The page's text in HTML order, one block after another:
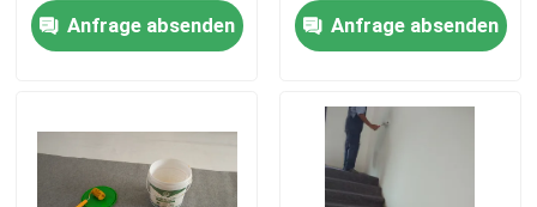
Anfrage absenden
Anfrage absenden